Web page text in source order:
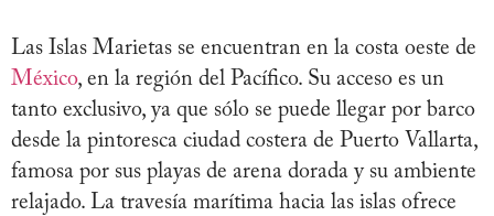
Las Islas Marietas se encuentran en la costa oeste de
México, en la región del Pacífico. Su acceso es un
tanto exclusivo, ya que sólo se puede llegar por barco
desde la pintoresca ciudad costera de Puerto Vallarta,
famosa por sus playas de arena dorada y su ambiente
relajado. La travesía marítima hacia las islas ofrece